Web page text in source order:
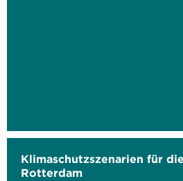
Klimaschutzszenarien für
Rotterdam